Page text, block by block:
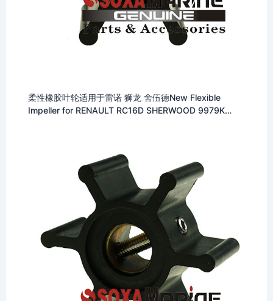
柔性橡胶叶轮适用于雷诺 狮龙 舍伍德New Flexible
Impeller for RENAULT RC16D SHERWOOD 9979K